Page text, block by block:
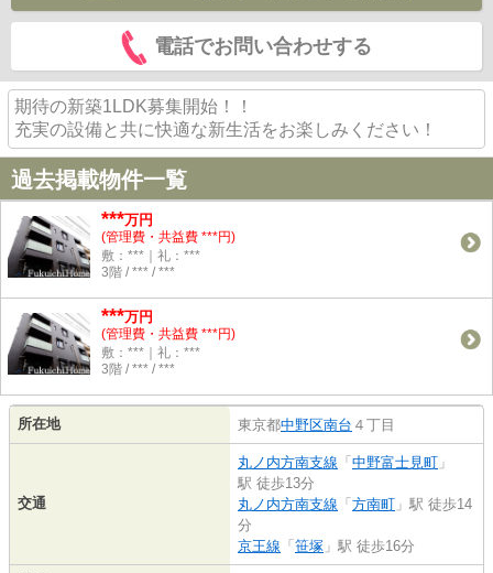
電話でお問い合わせする
期待の新築1LDK募集開始！！
充実の設備と共に快適な新生活をお楽しみください！
過去掲載物件一覧
***万円
(管理費・共益費 ***円)
敷：***｜礼：***
3階 / *** / ***
***万円
(管理費・共益費 ***円)
敷：***｜礼：***
3階 / *** / ***
所在地 東京都中野区南台 ４丁目
交通
丸ノ内方南支線 「 中野富士見町 」
駅 徒歩13分
丸ノ内方南支線 「 方南町 」駅 徒歩14
分
京王線 「 笹塚 」駅 徒歩16分